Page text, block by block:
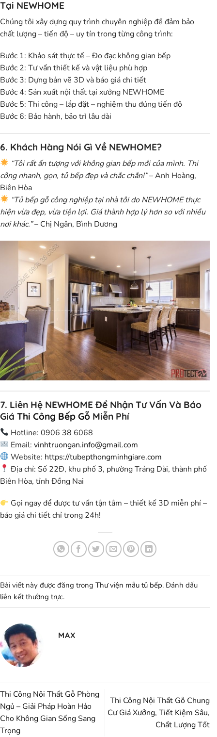
Tại NEWHOME
Chúng tôi xây dựng quy trình chuyên nghiệp để đảm bảo
chất lượng – tiến độ – uy tín trong từng công trình:
Bước 1: Khảo sát thực tế – Đo đạc không gian bếp
Bước 2: Tư vấn thiết kế và vật liệu phù hợp
Bước 3: Dựng bản vẽ 3D và báo giá chi tiết
Bước 4: Sản xuất nội thất tại xưởng NEWHOME
Bước 5: Thi công – lắp đặt – nghiệm thu đúng tiến độ
Bước 6: Bảo hành, bảo trì lâu dài
6. Khách Hàng Nói Gì Về NEWHOME?
“Tôi rất ấn tượng với không gian bếp mới của mình. Thi
công nhanh, gọn, tủ bếp đẹp và chắc chắn!”–Anh Hoàng,
Biên Hòa
“Tủ bếp gỗ công nghiệp tại nhà tôi do NEWHOME thực
hiện vừa đẹp, vừa tiện lợi. Giá thành hợp lý hơn so với nhiều
nơi khác.”– Chị Ngân, Bình Dương
7. Liên Hệ NEWHOME Để Nhận Tư Vấn Và Báo
Giá Thi Công Bếp Gỗ Miễn Phí
Hotline: 0906 38 6068
Email: vinhtruongan.info@gmail.com
Website: https://tubepthongminhgiare.com
Địa chỉ: Số 22Đ, khu phố 3, phường Trảng Dài, thành phố
Biên Hòa, tỉnh Đồng Nai
Gọi ngay để được tư vấn tận tâm – thiết kế 3D miễn phí –
báo giá chi tiết chỉ trong 24h!
Bài viết này được đăng trong Thư viện mẫu tủ bếp. Đánh dấu
liên kết thường trực.
MAX
Thi Công Nội Thất Gỗ Phòng
Ngủ – Giải Pháp Hoàn Hảo
Cho Không Gian Sống Sang
Trọng
Thi Công Nội Thất Gỗ Chung
Cư Giá Xưởng, Tiết Kiệm Sâu,
Chất Lượng Tốt